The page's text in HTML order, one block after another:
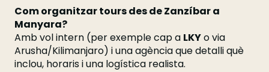
Com organitzar tours des de Zanzíbar a
Manyara?
Amb vol intern (per exemple cap a LKYo via
Arusha/Kilimanjaro) i una agència que detalli què
inclou, horaris i una logística realista.